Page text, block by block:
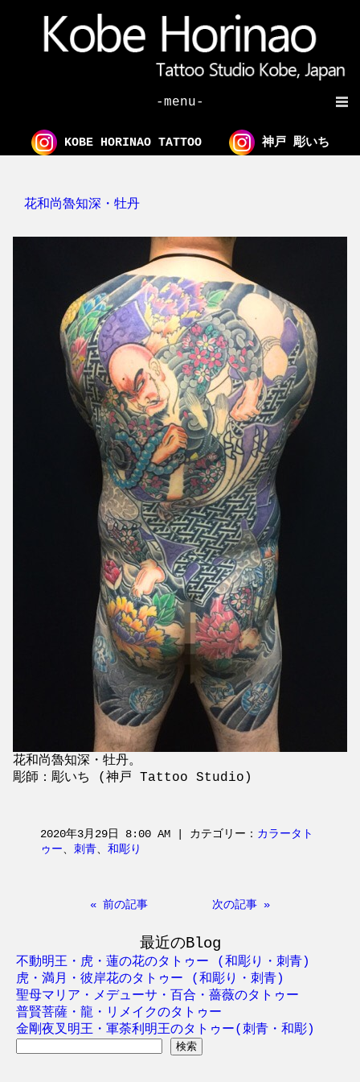
-menu-
KOBE HORINAO TATTOO 神戸 彫いち
花和尚魯知深・牡丹
花和尚魯知深・牡丹。
彫師：彫いち (神戸 Tattoo Studio)
2020年3月29日 8:00 AM | カテゴリー： カラータト
ゥー、 刺青、 和彫り
« 前の記事 次の記事 »
最近のBlog
不動明王・虎・蓮の花のタトゥー (和彫り・刺青)
虎・満月・彼岸花のタトゥー (和彫り・刺青)
聖母マリア・メデューサ・百合・薔薇のタトゥー
普賢菩薩・龍・リメイクのタトゥー
金剛夜叉明王・軍荼利明王のタトゥー(刺青・和彫)